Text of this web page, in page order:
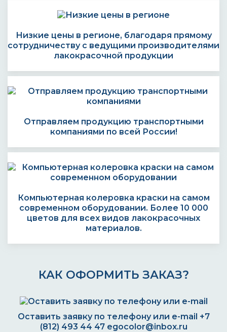
Низкие цены в регионе, благодаря прямому
сотрудничеству с ведущими производителями
лакокрасочной продукции
Отправляем продукцию транспортными
компаниями по всей России!
Компьютерная колеровка краски на самом
современном оборудовании. Более 10 000
цветов для всех видов лакокрасочных
материалов.
КАК ОФОРМИТЬ ЗАКАЗ?
Оставить заявку по телефону или e-mail +7
(812) 493 44 47 egocolor@inbox.ru